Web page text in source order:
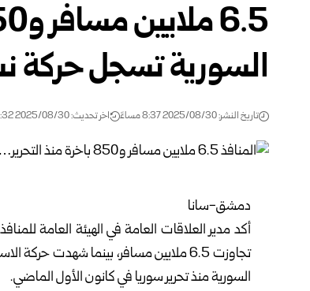
السورية تسجل حركة
تاريخ النشر: 2025/08/30 8:37 مساءً اخر تحديث: 2025/08/30 9:32 مساءً
دمشق-سانا
أكد مدير العلاقات العامة في الهيئة العامة
السورية منذ تحرير سوريا في كانون الأول الماضي.